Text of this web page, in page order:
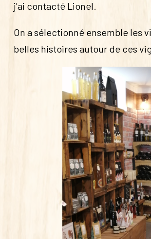
j'ai contacté Lionel.
On a sélectionné ensemble les
belles histoires autour de ces